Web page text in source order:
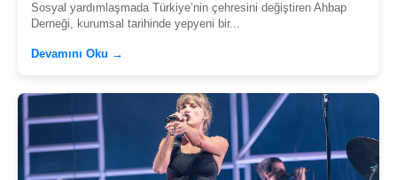
Sosyal yardımlaşmada Türkiye’nin çehresini değiştiren Ahbap
Derneği, kurumsal tarihinde yepyeni bir...
Devamını Oku →